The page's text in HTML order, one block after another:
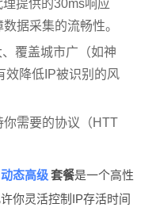
提供的30ms响应
据采集的流畅性。
、覆盖城市广（如神
效降低IP被识别的风
你需要的协议（HTT
动态高级套餐是一个高性
你灵活控制IP存活时间